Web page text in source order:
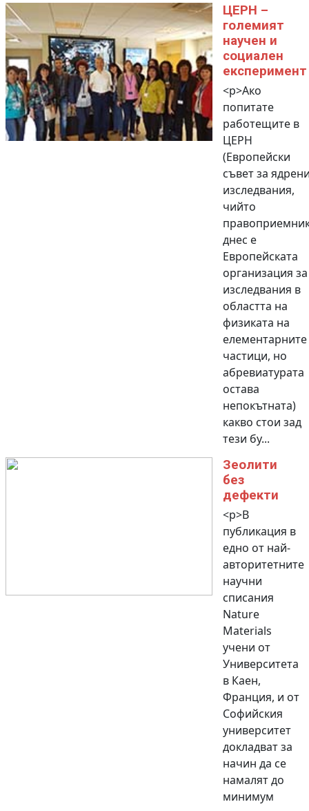
ЦЕРН –
големият
научен и
социален
експеримент
<p>Ако
попитате
работещите в
ЦЕРН
(Европейски
съвет за
изследвания,
чийто
днес е
Европейската
организация за
изследвания в
областта на
физиката на
елементарните
частици, но
абревиатурата
остава
непокътната)
какво стои зад
тези бу...
Зеолити
без
дефекти
<p>В
публикация в
едно от най-
авторитетните
научни
списания
Nature
Materials
учени от
Университета
в Каен,
Франция, и от
Софийския
университет
докладват за
начин да се
намалят до
минимум